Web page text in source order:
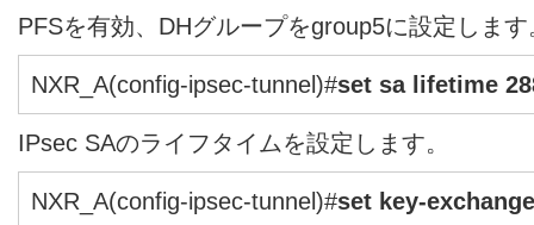
PFSを有効、DHグループをgroup5に設定します
NXR_A(config-ipsec-tunnel)#set sa lifetime
IPsec SAのライフタイムを設定します。
NXR_A(config-ipsec-tunnel)#set key-